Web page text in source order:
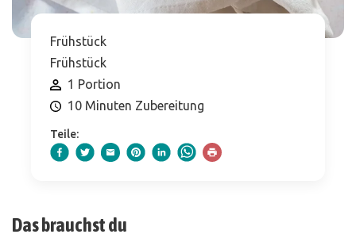
Frühstück
Frühstück
1 Portion
10 Minuten Zubereitung
Teile:
Das brauchst du